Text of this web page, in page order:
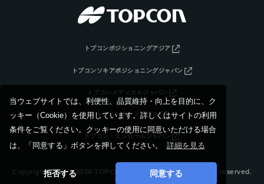
当ウェブサイトでは、利便性、品質維持・向上を目的に、ク
ッキー（Cookie）を使用しています。詳しくはサイトの利用
条件をご覧ください。クッキーの使用に同意いただける場合
は、「同意する」ボタンを押してください。
詳細を見る
拒否する 同意する
トプコンポジショニングアジア
トプコンソキアポジショニングジャパン
トプコンメディカルジャパン
トプコンテクノハウス
トプコン・エシロールジャパン
Copyright © 1997-2026 TOPCON CORPORATION, All rights reserved.